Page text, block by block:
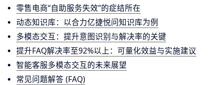
零售电商“自助服务失效”的症结所在
动态知识库：以合力亿捷悦问知识库为例
多模态交互：提升意图识别与解决率的关键
提升FAQ解决率至92%以上：可量化效益与实施建议
智能客服多模态交互的未来展望
常见问题解答 (FAQ)